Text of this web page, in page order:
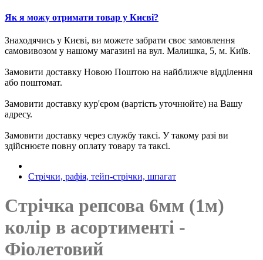
Як я можу отримати товар у Києві?
Знаходячись у Києві, ви можете забрати своє замовлення
самовивозом у нашому магазині на вул. Малишка, 5, м. Київ.
Замовити доставку Новою Поштою на найближче відділення
або поштомат.
Замовити доставку кур'єром (вартість уточнюйте) на Вашу
адресу.
Замовити доставку через службу таксі. У такому разі ви
здійснюєте повну оплату товару та таксі.
Стрічки, рафія, тейп-стрічки, шпагат
Стрічка репсова 6мм (1м)
колір в асортименті -
Фіолетовий